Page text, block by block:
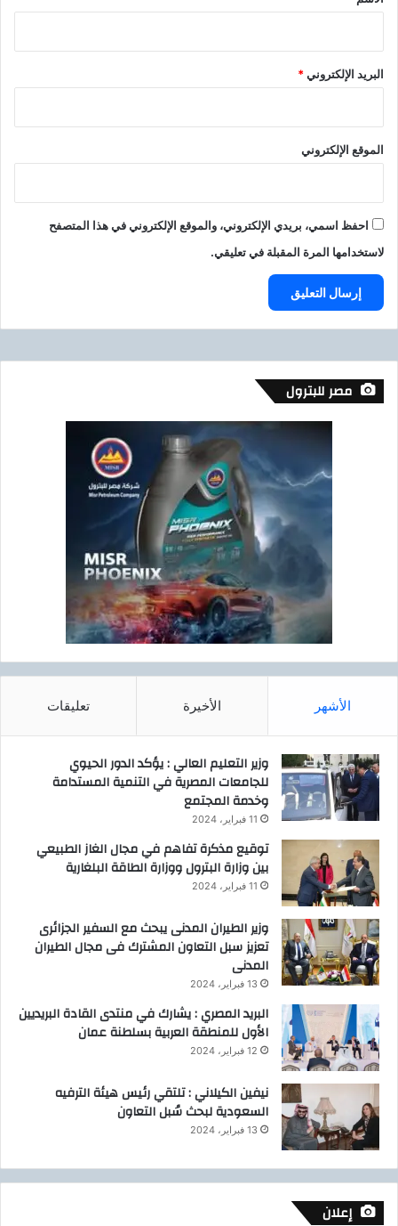
البريد الإلكتروني*
الموقع الإلكتروني
احفظ اسمي، بريدي الإلكتروني، والموقع الإلكتروني في هذا المتصفح
لاستخدامها المرة المقبلة في تعليقي.
مصر للبترول
الأشهر الأخيرة تعليقات
وزير التعليم العالي : يؤكد الدور الحيوي
للجامعات المصرية في التنمية المستدامة
وخدمة المجتمع
11 فبراير، 2024
توقيع مذكرة تفاهم في مجال الغاز الطبيعي
بين وزارة البترول ووزارة الطاقة البلغارية
11 فبراير، 2024
وزير الطيران المدنى يبحث مع السفير الجزائرى
تعزيز سبل التعاون المشترك فى مجال الطيران
المدنى
13 فبراير، 2024
البريد المصري : يشارك في منتدى القادة البريديين
الأول للمنطقة العربية بسلطنة عمان
12 فبراير، 2024
نيفين الكيلاني : تلتقي رئيس هيئة الترفيه
السعودية لبحث سُبل التعاون
13 فبراير، 2024
إعلان